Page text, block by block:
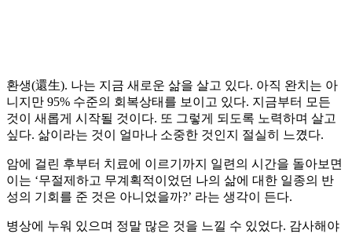
환생(還生). 나는 지금 새로운 삶을 살고 있다. 아직 완치는 아
니지만 95% 수준의 회복상태를 보이고 있다. 지금부터 모든
것이 새롭게 시작될 것이다. 또 그렇게 되도록 노력하며 살고
싶다. 삶이라는 것이 얼마나 소중한 것인지 절실히 느꼈다.
암에 걸린 후부터 치료에 이르기까지 일련의 시간을 돌아보면
이는 ‘무절제하고 무계획적이었던 나의 삶에 대한 일종의 반
성의 기회를 준 것은 아니었을까?’ 라는 생각이 든다.
병상에 누워 있으며 정말 많은 것을 느낄 수 있었다. 감사해야